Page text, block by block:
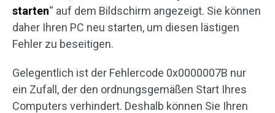
starten“ auf dem Bildschirm angezeigt. Sie können
daher Ihren PC neu starten, um diesen lästigen
Fehler zu beseitigen.
Gelegentlich ist der Fehlercode 0x0000007B nur
ein Zufall, der den ordnungsgemäßen Start Ihres
Computers verhindert. Deshalb können Sie Ihren